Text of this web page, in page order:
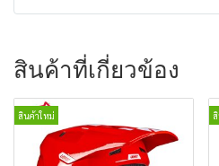
สินค้าที่เกี่ยวข้อง
สินค้าใหม่